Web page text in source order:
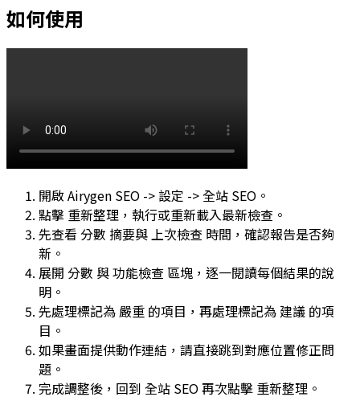
如何使用
開啟Airygen SEO -> 設定 -> 全站 SEO 。
點擊 重新整理 ，執行或重新載入最新檢查。
先查看 分數 摘要與 上次檢查 時間，確認報告是否夠
新。
展開 分數 與功能檢查 區塊，逐一閱讀每個結果的說
明。
先處理標記為 嚴重 的項目，再處理標記為 建議 的項
目。
如果畫面提供動作連結，請直接跳到對應位置修正問
題。
完成調整後，回到 全站 SEO再次點擊 重新整理 。